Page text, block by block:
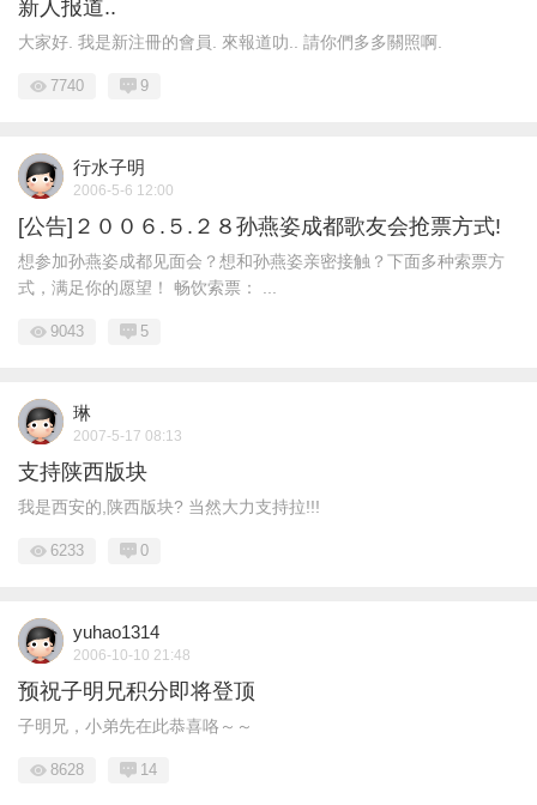
新人报道..
大家好. 我是新注冊的會員. 來報道叻.. 請你們多多關照啊.
7740 9
行水子明
2006-5-6 12:00
[公告]２００６.５.２８孙燕姿成都歌友会抢票方式!
想参加孙燕姿成都见面会？想和孙燕姿亲密接触？下面多种索票方
式，满足你的愿望！ 畅饮索票： ...
9043 5
琳
2007-5-17 08:13
支持陕西版块
我是西安的,陕西版块? 当然大力支持拉!!!
6233 0
yuhao1314
2006-10-10 21:48
预祝子明兄积分即将登顶
子明兄，小弟先在此恭喜咯～～
8628 14